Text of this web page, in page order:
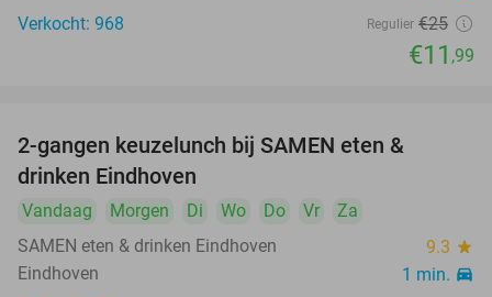
Verkocht: 968 Regulier €25
€11 ,99
2-gangen keuzelunch bij SAMEN eten &
drinken Eindhoven
Vandaag Morgen Di Wo Do Vr
Za
SAMEN eten & drinken Eindhoven
9.3 star
Eindhoven 1 min. directions_car